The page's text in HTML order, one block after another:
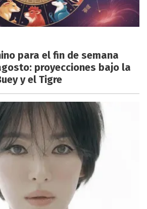
para el fin de semana
proyecciones bajo la
y el Tigre